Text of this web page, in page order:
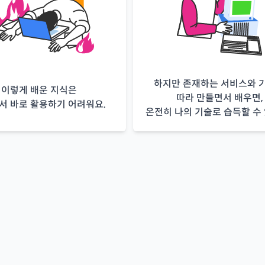
이렇게 배운 지식은
바로 활용하기 어려워요.
하지만 존재하는 서비스와
따라 만들면서 배우면,
온전히 나의 기술로 습득할 수